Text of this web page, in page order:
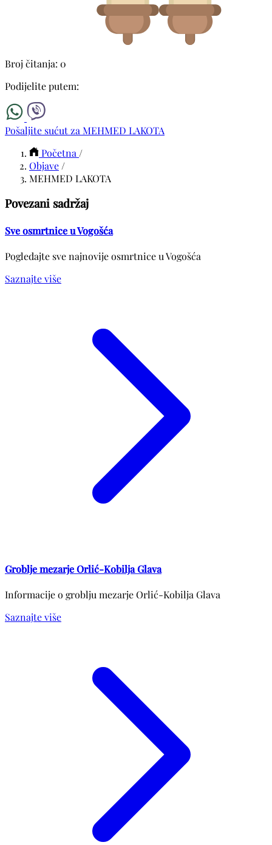
Broj čitanja: 0
Podijelite putem:
Pošaljite sućut za MEHMED LAKOTA
Početna /
Objave /
MEHMED LAKOTA
Povezani sadržaj
Sve osmrtnice u Vogošća
Pogledajte sve najnovije osmrtnice u Vogošća
Saznajte više
Groblje mezarje Orlić-Kobilja Glava
Informacije o groblju mezarje Orlić-Kobilja Glava
Saznajte više